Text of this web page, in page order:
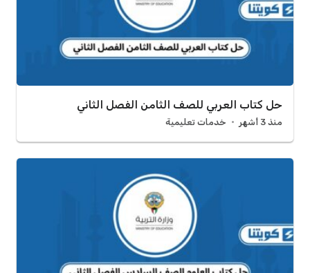
حل كتاب العربي للصف الثامن الفصل الثاني
منذ 3 أشهر خدمات تعليمية